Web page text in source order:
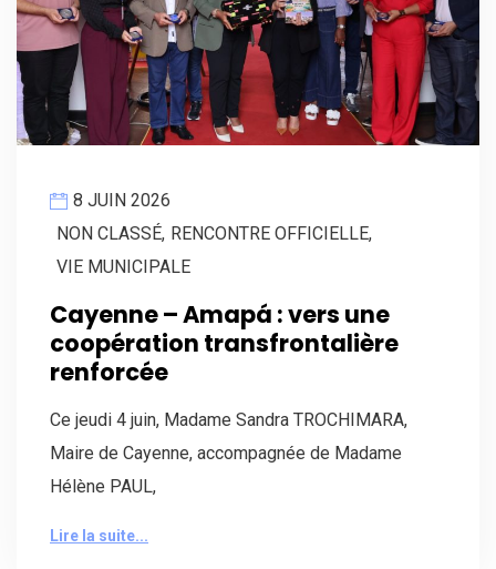
8 JUIN 2026
NON CLASSÉ, RENCONTRE OFFICIELLE,
VIE MUNICIPALE
Cayenne – Amapá : vers une
coopération transfrontalière
renforcée
Ce jeudi 4 juin, Madame Sandra TROCHIMARA,
Maire de Cayenne, accompagnée de Madame
Hélène PAUL,
Lire la suite...